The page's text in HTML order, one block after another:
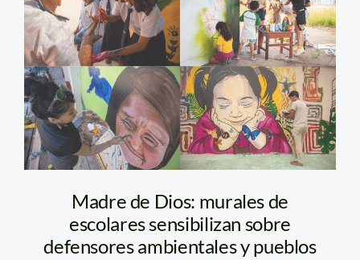
biomurales-madre-
de-dios-foto-
composición-
actualidad-ambiental-
2
Madre de Dios: murales de
escolares sensibilizan sobre
defensores ambientales y pueblos